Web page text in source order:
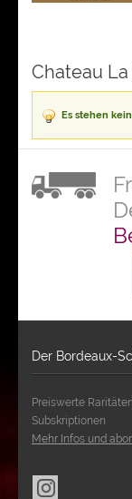
Chateau
Es stehen
Der Bordeaux-
Preiswerte
Subskriptionen
Mehr Infos und